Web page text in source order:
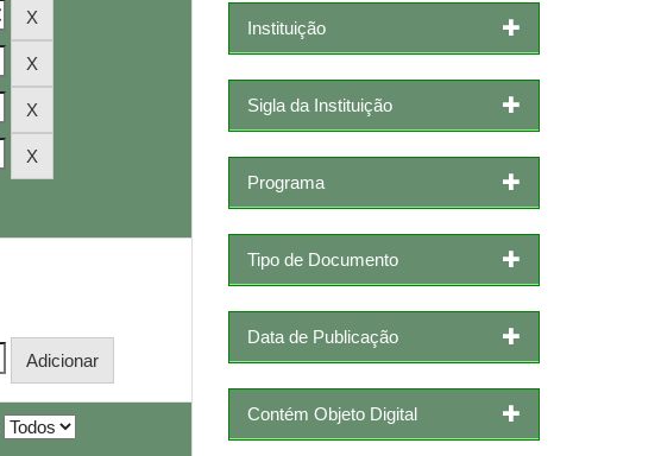
Instituição
Sigla da Instituição
Programa
Tipo de Documento
Data de Publicação
Contém Objeto Digital